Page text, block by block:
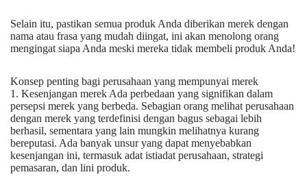
Selain itu, pastikan semua produk Anda diberikan merek dengan
nama atau frasa yang mudah diingat, ini akan menolong orang
mengingat siapa Anda meski mereka tidak membeli produk Anda!
Konsep penting bagi perusahaan yang mempunyai merek
1. Kesenjangan merek Ada perbedaan yang signifikan dalam
persepsi merek yang berbeda. Sebagian orang melihat perusahaan
dengan merek yang terdefinisi dengan bagus sebagai lebih
berhasil, sementara yang lain mungkin melihatnya kurang
bereputasi. Ada banyak unsur yang dapat menyebabkan
kesenjangan ini, termasuk adat istiadat perusahaan, strategi
pemasaran, dan lini produk.